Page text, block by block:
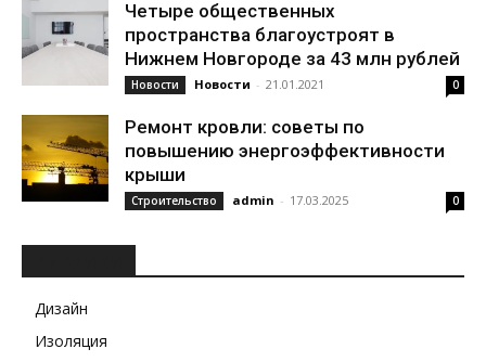
Четыре общественных
пространства благоустроят в
Нижнем Новгороде за 43 млн рублей
Новости Новости - 21.01.2021 0
Ремонт кровли: советы по
повышению энергоэффективности
крыши
Строительство admin - 17.03.2025 0
Дизайн
Изоляция